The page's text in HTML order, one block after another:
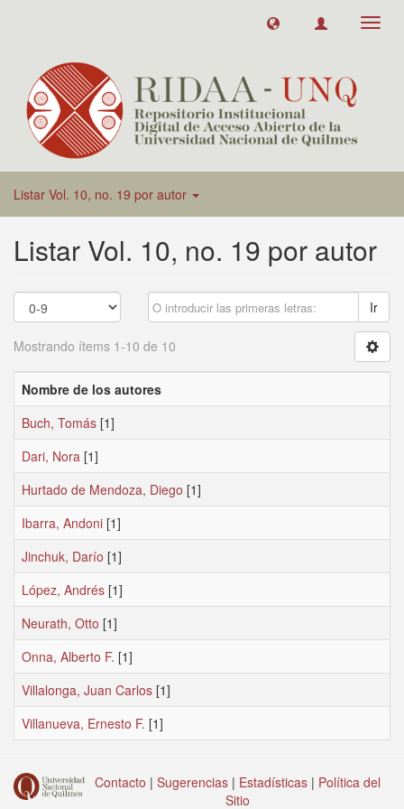
Listar Vol. 10, no. 19 por autor
Listar Vol. 10, no. 19 por autor
Ir
Mostrando ítems 1-10 de 10
Nombre de los autores
Buch, Tomás [1]
Dari, Nora [1]
Hurtado de Mendoza, Diego [1]
Ibarra, Andoni [1]
Jinchuk, Darío [1]
López, Andrés [1]
Neurath, Otto [1]
Onna, Alberto F. [1]
Villalonga, Juan Carlos [1]
Villanueva, Ernesto F. [1]
Contacto | Sugerencias | Estadísticas | Política del
Sitio